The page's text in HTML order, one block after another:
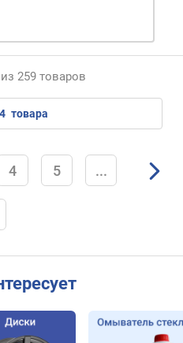
259 товаров
товара
4 5 ...